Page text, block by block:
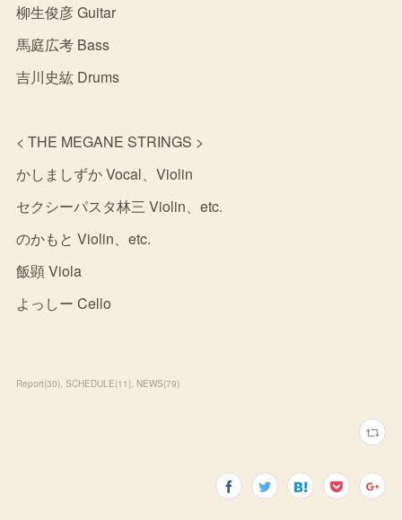
柳生俊彦 Guitar
馬庭広考 Bass
吉川史紘 Drums
< THE MEGANE STRINGS >
かしましずか Vocal、Violin
セクシーパスタ林三 Violin、etc.
のかもと Violin、etc.
飯顕 Viola
よっしー Cello
Report(30) SCHEDULE(11) NEWS(79)